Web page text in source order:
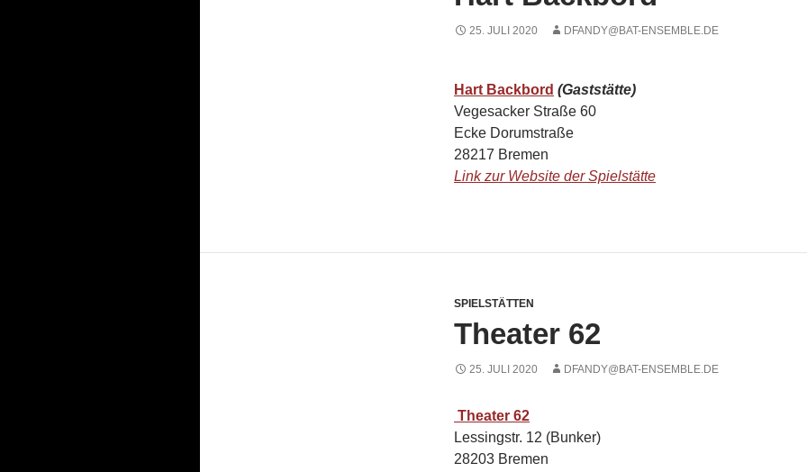
25. JULI 2020 DFANDY@BAT-ENSEMBLE.DE
Hart Backbord (Gaststätte)
Vegesacker Straße 60
Ecke Dorumstraße
28217 Bremen
Link zur Website der Spielstätte
SPIELSTÄTTEN
Theater 62
25. JULI 2020 DFANDY@BAT-ENSEMBLE.DE
Theater 62
Lessingstr. 12 (Bunker)
28203 Bremen